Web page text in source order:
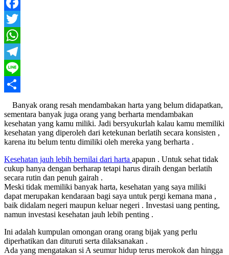
Facebook
Twitter
WhatsApp
Telegram
Line
Share
Banyak orang resah mendambakan harta yang belum didapatkan,
sementara banyak juga orang yang berharta mendambakan
kesehatan yang kamu miliki. Jadi bersyukurlah kalau kamu memiliki
kesehatan yang diperoleh dari ketekunan berlatih secara konsisten ,
karena itu belum tentu dimiliki oleh mereka yang berharta .
Kesehatan jauh lebih bernilai dari harta apapun . Untuk sehat tidak
cukup hanya dengan berharap tetapi harus diraih dengan berlatih
secara rutin dan penuh gairah .
Meski tidak memiliki banyak harta, kesehatan yang saya miliki
dapat merupakan kendaraan bagi saya untuk pergi kemana mana ,
baik didalam negeri maupun keluar negeri . Investasi uang penting,
namun investasi kesehatan jauh lebih penting .
Ini adalah kumpulan omongan orang orang bijak yang perlu
diperhatikan dan dituruti serta dilaksanakan .
Ada yang mengatakan si A seumur hidup terus merokok dan hingga